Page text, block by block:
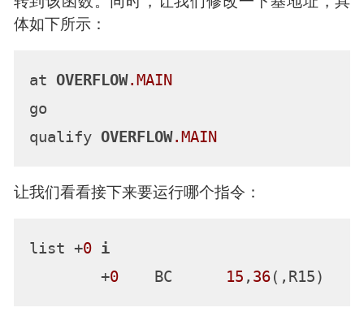
逆向分析之旅
寄存器1→参数列表指针
针
寄存器15→子程序的地址